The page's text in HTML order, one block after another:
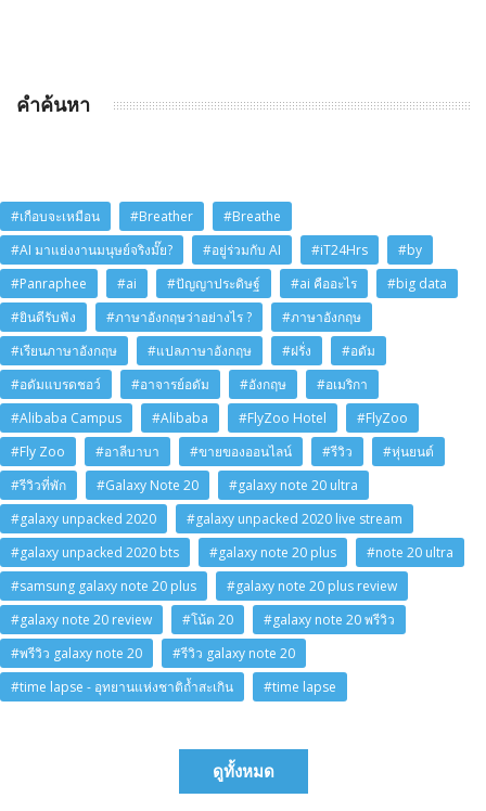
คำค้นหา
#เกือบจะเหมือน #Breather
#Breathe
#AI มาแย่งงานมนุษย์จริงมั๊ย?
#อยู่ร่วมกับ AI #iT24Hrs
#by
#Panraphee
#ai #ปัญญาประดิษฐ์ #ai คืออะไร
#big data
#ยินดีรับฟัง
#ภาษาอังกฤษว่าอย่างไร ?
#ภาษาอังกฤษ
#เรียนภาษาอังกฤษ
#แปลภาษาอังกฤษ #ฝรั่ง
#อดัม
#อดัมแบรดชอว์
#อาจารย์อดัม #อังกฤษ
#อเมริกา
#Alibaba Campus
#Alibaba #FlyZoo Hotel
#FlyZoo
#Fly Zoo
#อาลีบาบา #ขายของออนไลน์ #รีวิว
#หุ่นยนต์
#รีวิวที่พัก
#Galaxy Note 20
#galaxy note 20 ultra
#galaxy unpacked 2020
#galaxy unpacked 2020 live stream
#galaxy unpacked 2020 bts
#galaxy note 20 plus
#note 20 ultra
#samsung galaxy note 20 plus
#galaxy note 20 plus review
#galaxy note 20 review
#โน้ต 20
#galaxy note 20 พรีวิว
#พรีวิว galaxy note 20
#รีวิว galaxy note 20
#time lapse - อุทยานแห่งชาติถ้ำสะเกิน
#time lapse
ดูทั้งหมด